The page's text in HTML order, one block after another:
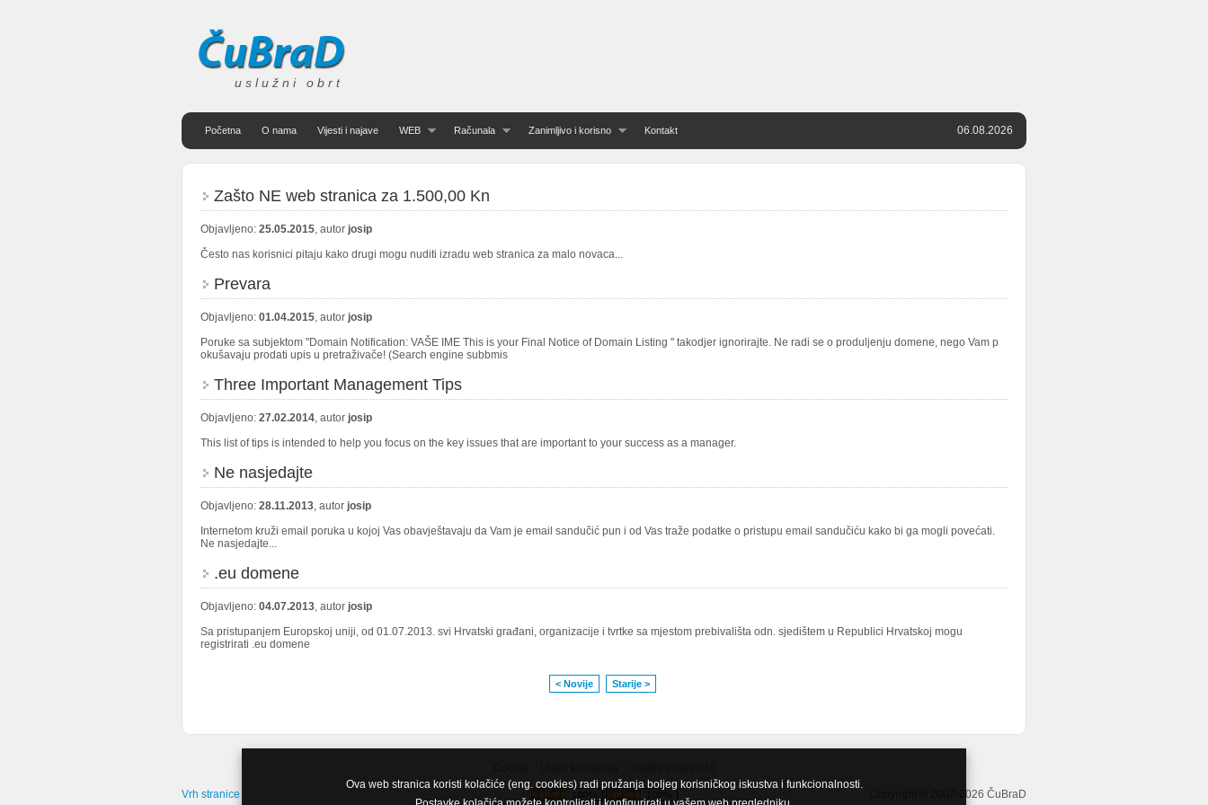
uslužni obrt
Početna O nama Vijesti i najave WEB Računala Zanimljivo i korisno Kontakt 06.08.2026
Zašto NE web stranica za 1.500,00 Kn
Objavljeno: 25.05.2015 , autor josip
Često nas korisnici pitaju kako drugi mogu nuditi izradu web stranica za malo novaca...
Prevara
Objavljeno: 01.04.2015 , autor josip
Poruke sa subjektom "Domain Notification: VAŠE IME This is your Final Notice of Domain Listing " takodjer ignorirajte. Ne radi se o produljenju domene, nego Vam p
okušavaju prodati upis u pretraživače! (Search engine subbmis
Three Important Management Tips
Objavljeno: 27.02.2014 , autor josip
This list of tips is intended to help you focus on the key issues that are important to your success as a manager.
Ne nasjedajte
Objavljeno: 28.11.2013 , autor josip
Internetom kruži email poruka u kojoj Vas obavještavaju da Vam je email sandučić pun i od Vas traže podatke o pristupu email sandučiću kako bi ga mogli povećati.
Ne nasjedajte...
.eu domene
Objavljeno: 04.07.2013 , autor josip
Sa pristupanjem Europskoj uniji, od 01.07.2013. svi Hrvatski građani, organizacije i tvrtke sa mjestom prebivališta odn. sjedištem u Republici Hrvatskoj mogu
registrirati .eu domene
< Novije Starije >
Vrh stranice Copyright © 2007-2026 ČuBraD
Ova web stranica koristi kolačiće (eng. cookies) radi pružanja boljeg korisničkog iskustva i funkcionalnosti.